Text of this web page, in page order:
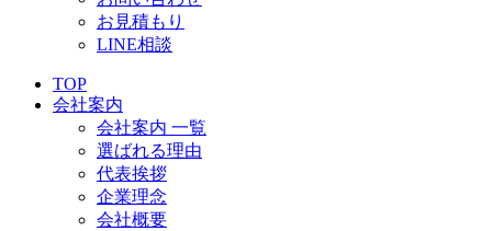
お見積もり
LINE相談
TOP
会社案内
会社案内 一覧
選ばれる理由
代表挨拶
企業理念
会社概要